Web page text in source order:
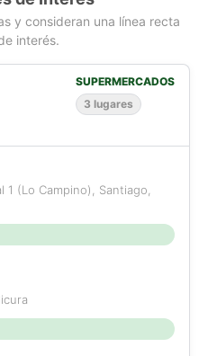
y consideran una línea recta
interés.
SUPERMERCADOS
3 lugares
(Lo Campino), Santiago,